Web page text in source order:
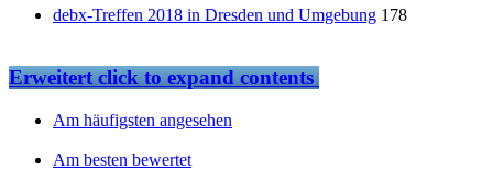
debx-Treffen 2018 in Dresden und Umgebung 178
Erweitertclick to expand contents
Am häufigsten angesehen
Am besten bewertet